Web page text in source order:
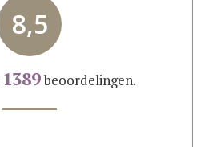
8,5
1389beoordelingen.